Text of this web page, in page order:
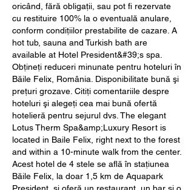
oricând, fără obligații, sau pot fi rezervate
cu restituire 100% la o eventuală anulare,
conform condițiilor prestabilite de cazare. A
hot tub, sauna and Turkish bath are
available at Hotel President&#39;s spa.
Obţineţi reduceri minunate pentru hoteluri în
Băile Felix, România. Disponibilitate bună şi
preţuri grozave. Citiţi comentariile despre
hoteluri şi alegeţi cea mai bună ofertă
hotelieră pentru sejurul dvs. The elegant
Lotus Therm Spa&amp;Luxury Resort is
located in Baile Felix, right next to the forest
and within a 10-minute walk from the center.
Acest hotel de 4 stele se află în stațiunea
Băile Felix, la doar 1,5 km de Aquapark
President, și oferă un restaurant, un bar și o